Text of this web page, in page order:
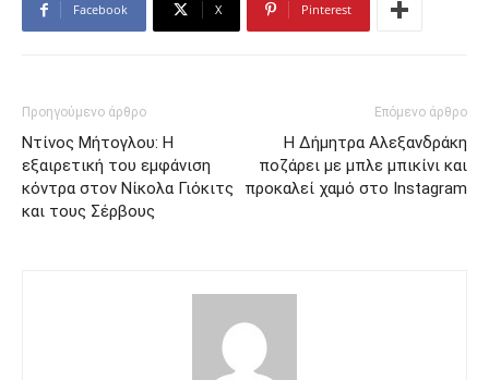
Facebook X Pinterest
Προηγούμενο άρθρο
Ντίνος Μήτογλου: Η
εξαιρετική του εμφάνιση
κόντρα στον Νίκολα Γιόκιτς
και τους Σέρβους
Επόμενο άρθρο
Η Δήμητρα Αλεξανδράκη
ποζάρει με μπλε μπικίνι και
προκαλεί χαμό στο Instagram